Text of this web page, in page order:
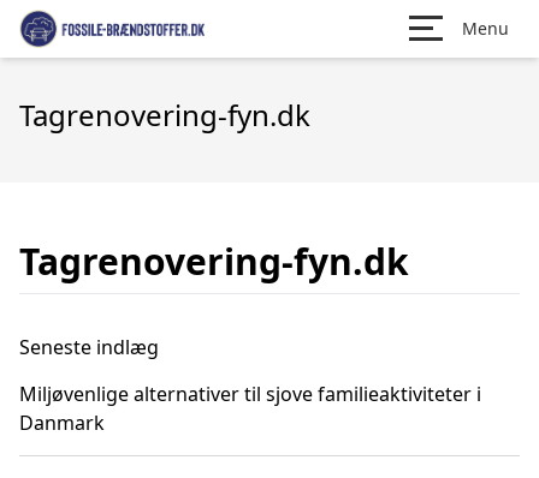
Menu
Tagrenovering-fyn.dk
Tagrenovering-fyn.dk
Seneste indlæg
Miljøvenlige alternativer til sjove familieaktiviteter i
Danmark